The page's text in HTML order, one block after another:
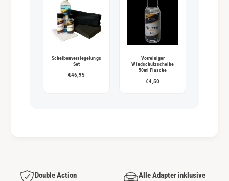
Scheibenversiegelungs
Set
€46,95
Vorreiniger
Windschutzscheibe
50ml Flasche
€4,50
Double Action Alle Adapter inklusive